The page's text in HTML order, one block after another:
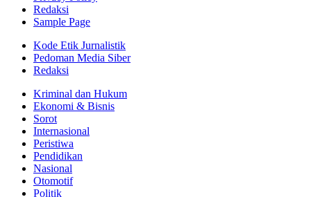
Redaksi
Sample Page
Kode Etik Jurnalistik
Pedoman Media Siber
Redaksi
Kriminal dan Hukum
Ekonomi & Bisnis
Sorot
Internasional
Peristiwa
Pendidikan
Nasional
Otomotif
Politik